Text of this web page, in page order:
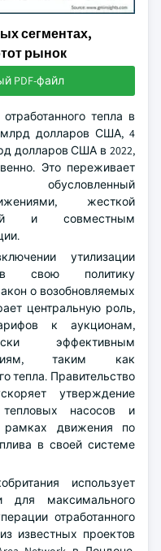
сегментах,
рынок
PDF-файл
тепла в
млрд долларов США, 4
долларов США в 2022,
Это переживает
обусловленный
жесткой
и совместным
утилизации
в свою политику
о возобновляемых
центральную роль,
к аукционам,
эффективным
таким как
тепла. Правительство
утверждение
тепловых насосов и
движения по
в своей системе
использует
для максимального
отработанного
известных проектов